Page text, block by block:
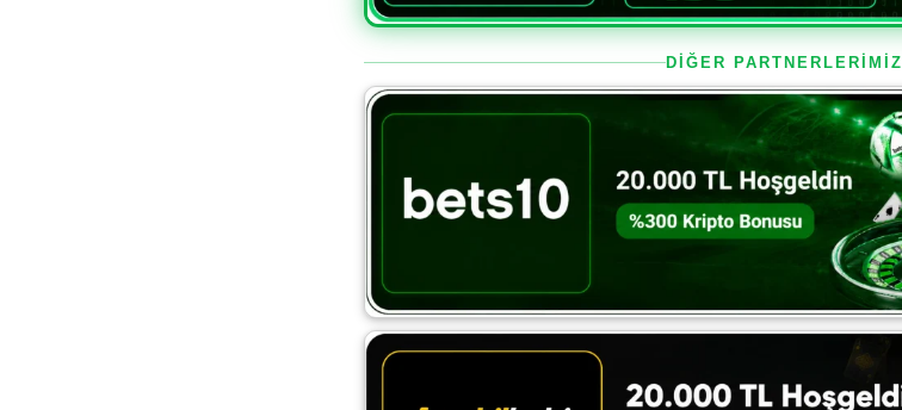
DİĞER PARTNERLERİMİZ